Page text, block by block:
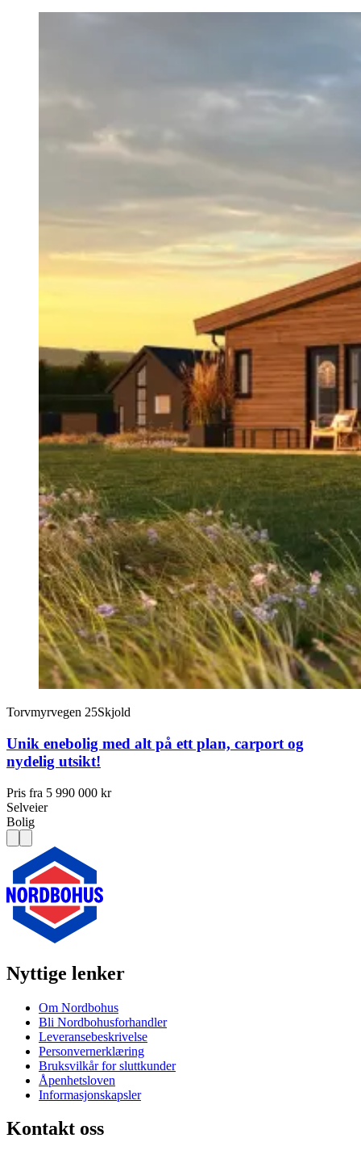
Torvmyrvegen 25Skjold
Unik enebolig med alt på ett plan, carport og
nydelig utsikt!
Pris fra 5 990 000 kr
Selveier
Bolig
Nyttige lenker
Om Nordbohus
Bli Nordbohusforhandler
Leveransebeskrivelse
Personvernerklæring
Bruksvilkår for sluttkunder
Åpenhetsloven
Informasjonskapsler
Kontakt oss